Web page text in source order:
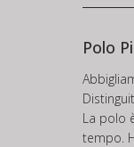
Polo
La polo
tempo.